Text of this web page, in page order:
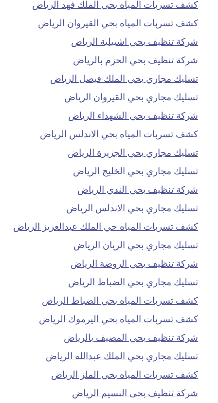
كشف تسربات المياه بحي الملك فهد الرياض
كشف تسربات المياه بحي القيروان الرياض
شركة تنظيف بحي اشبيلية الرياض
شركة تنظيف بحي الحزم بالرياض
تسليك مجاري بحي الملك فيصل الرياض
تسليك مجاري بحي القيروان الرياض
شركة تنظيف بحي الشهداء الرياض
كشف تسربات المياه بحي الاندلس الرياض
تسليك مجاري بحي الجزيرة الرياض
تسليك مجاري بحي الخليج الرياض
شركة تنظيف بحي الندي الرياض
تسليك مجاري بحي الاندلس الرياض
كشف تسربات المياه حي الملك عبدالعزيز الرياض
تسليك مجاري بحي الريان الرياض
شركة تنظيف بحي الروضة الرياض
تسليك مجاري بحي الضباط الرياض
كشف تسربات المياه بحي الضباط الرياض
كشف تسربات المياه بحي اليرموك الرياض
شركة تنظيف بحي المصيف بالرياض
تسليك مجاري بحي الملك عبدالله الرياض
كشف تسربات المياه بحي الملز الرياض
شركة تنظيف بحى النسيم الرياض